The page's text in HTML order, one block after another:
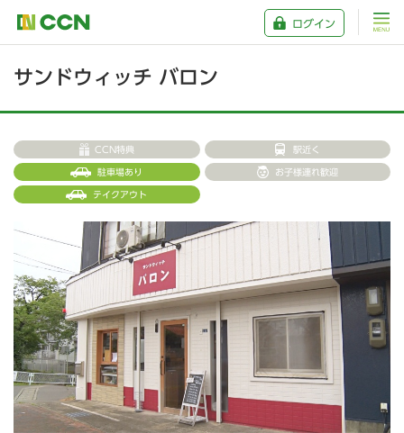
ログイン
サンドウィッチ バロン
CCN特典 駅近く
駐車場あり お子様連れ歓迎
テイクアウト